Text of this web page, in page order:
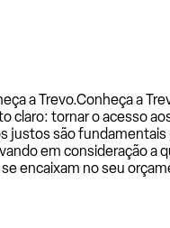
a Trevo.Conheça a
claro: tornar o acesso
justos são
em consideração
encaixam no seu